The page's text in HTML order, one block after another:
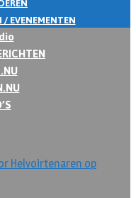
/ EVENEMENTEN